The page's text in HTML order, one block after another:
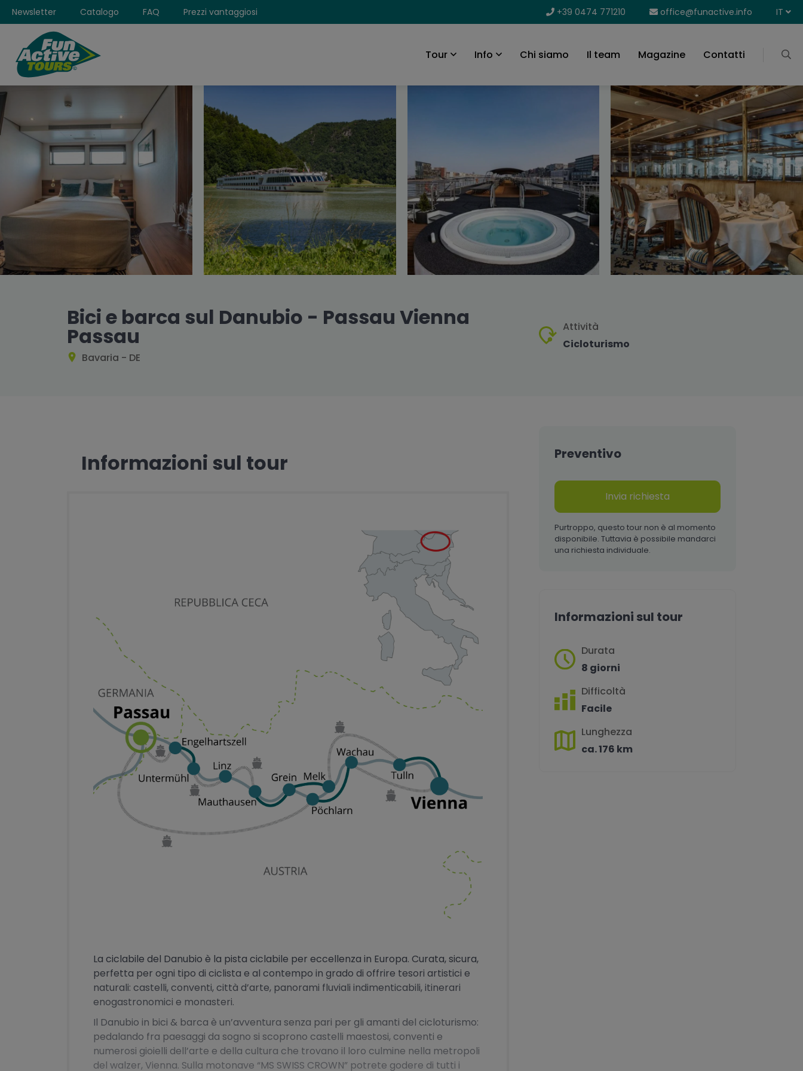
Newsletter Catalogo FAQ Prezzi vantaggiosi +39 0474 771210 office@funactive.info IT
Tour Info Chi siamo Il team Magazine Contatti
Bici e barca sul Danubio - Passau Vienna
Passau
Bavaria - DE
Attività
Cicloturismo
Informazioni sul tour
La ciclabile del Danubio è la pista ciclabile per eccellenza in Europa. Curata, sicura,
perfetta per ogni tipo di ciclista e al contempo in grado di offrire tesori artistici e
naturali: castelli, conventi, città d’arte, panorami fluviali indimenticabili, itinerari
enogastronomici e monasteri.
Il Danubio in bici & barca è un’avventura senza pari per gli amanti del cicloturismo:
pedalando fra paesaggi da sogno si scoprono castelli maestosi, conventi e
numerosi gioielli dell’arte e della cultura che trovano il loro culmine nella metropoli
del walzer, Vienna. Sulla motonave “MS SWISS CROWN” potrete godere di tutti i
Preventivo
Invia richiesta
Purtroppo, questo tour non è al momento
disponibile. Tuttavia è possibile mandarci
una richiesta individuale.
Informazioni sul tour
Durata
8 giorni
Difficoltà
Facile
Lunghezza
ca. 176 km